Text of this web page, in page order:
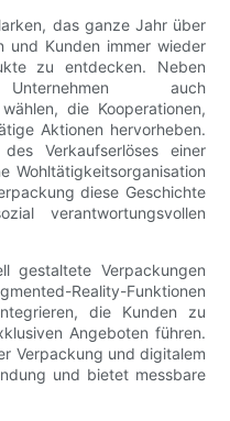
das ganze Jahr über
Kunden immer wieder
zu entdecken. Neben
auch
die Kooperationen,
Aktionen hervorheben.
Verkaufserlöses einer
Wohltätigkeitsorganisation
diese Geschichte
verantwortungsvollen
gestaltete Verpackungen
Reality-Funktionen
die Kunden zu
Angeboten führen.
Verpackung und digitalem
und bietet messbare